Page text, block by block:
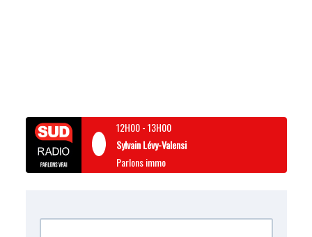
12H00-13H00
Sylvain Lévy-Valensi
Parlons immo